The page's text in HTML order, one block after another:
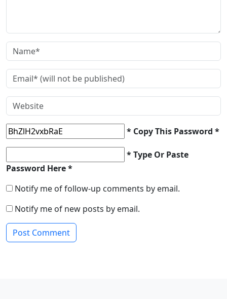
* Copy This Password *
* Type Or Paste
Password Here *
Notify me of follow-up comments by email.
Notify me of new posts by email.